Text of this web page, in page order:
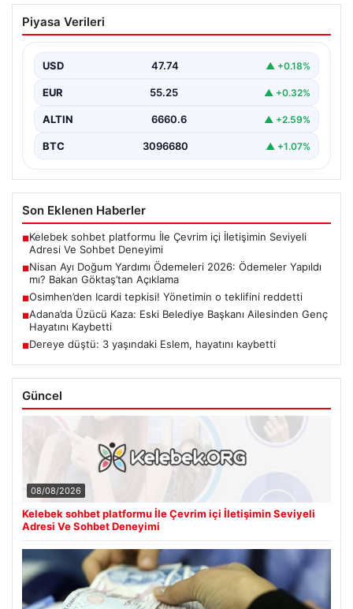
Nisan Ayı Doğum Yardımı Ödemeleri
2026: Ödemeler Yapıldı mı? Bakan
Her ay düzenli olarak yapılan doğum yardımı ödemeleri,
Piyasa Verileri
USD 47.74 ▲ +0.18%
EUR 55.25 ▲ +0.32%
ALTIN 6660.6 ▲ +2.59%
BTC 3096680 ▲ +1.07%
Son Eklenen Haberler
■Kelebek sohbet platformu İle Çevrim içi İletişimin Seviyeli
Adresi Ve Sohbet Deneyimi
■Nisan Ayı Doğum Yardımı Ödemeleri 2026: Ödemeler Yapıldı
mı? Bakan Göktaş’tan Açıklama
■Osimhen’den Icardi tepkisi! Yönetimin o teklifini reddetti
■Adana’da Üzücü Kaza: Eski Belediye Başkanı Ailesinden Genç
Hayatını Kaybetti
■Dereye düştü: 3 yaşındaki Eslem, hayatını kaybetti
Güncel
08/08/2026
Kelebek sohbet platformu İle Çevrim içi İletişimin Seviyeli
Adresi Ve Sohbet Deneyimi